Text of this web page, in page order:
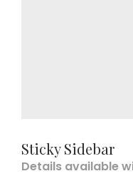
Sticky Sidebar
Details available